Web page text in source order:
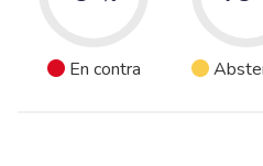
En contra